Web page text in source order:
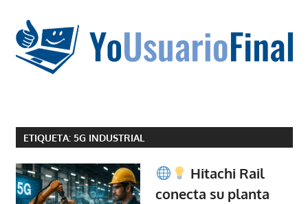
contenido
no
que
estar
ETIQUETA: 5G INDUSTRIAL
Hitachi Rail
conecta su planta